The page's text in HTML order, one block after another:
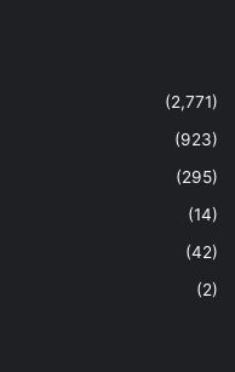
(2,771)
(923)
(295)
(14)
(42)
(2)